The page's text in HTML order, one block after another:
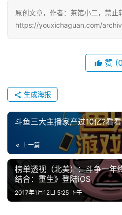
上
海
中
文
(
中
原创文章，作者：茶馆小二，禁止
https://youxichaguan.com/
赞
生成海报
斗鱼三大主播家产过10亿?看
上一篇
榜单透视（北美）：斗争一年
结合：重生》登陆iOS
2017年1月12日 5:25 下午